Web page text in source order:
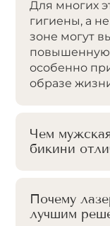
Для многих
гигиены, а
зоне могут
повышенную
особенно
образе
Чем
бикини
Почему
лучшим